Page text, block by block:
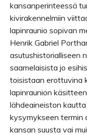
kansanperinteessä
kivirakennelmiin
lapinraunio sopivan
Henrik Gabriel
asutushistorialliseen
saamelaisista jo
toisistaan erottuvina
lapinraunion
lähdeaineiston
kysymykseen termin
kansan suusta vai